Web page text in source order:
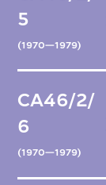
5
(1970—1979)
CA46/2/
6
(1970—1979)